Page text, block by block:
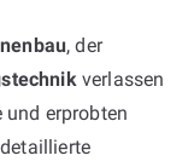
, der
verlassen
und erprobten